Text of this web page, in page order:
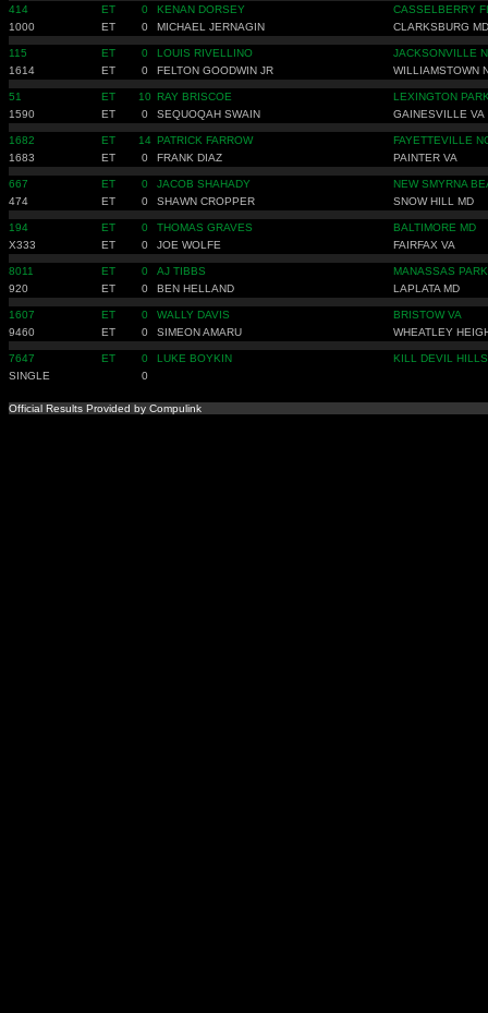
414 ET 0 KENAN DORSEY
CASSELBERRY
1000
ET 0 MICHAEL JERNAGIN CLARKSBURG MD
115 ET 0 LOUIS RIVELLINO
JACKSONVILLE
1614
ET 0 FELTON GOODWIN JR WILLIAMSTOWN
51 ET 10 RAY BRISCOE
LEXINGTON
1590
ET 0 SEQUOQAH SWAIN GAINESVILLE VA
1682 ET 14 PATRICK FARROW
FAYETTEVILLE
1683
ET 0 FRANK DIAZ PAINTER VA
667 ET 0 JACOB SHAHADY
NEW SMYRNA
474
ET 0 SHAWN CROPPER SNOW HILL MD
194 ET 0 THOMAS GRAVES
BALTIMORE MD
X333
ET 0 JOE WOLFE FAIRFAX VA
8011 ET 0 AJ TIBBS
MANASSAS
920
ET 0 BEN HELLAND LAPLATA MD
1607 ET 0 WALLY DAVIS
BRISTOW VA
9460
ET 0 SIMEON AMARU WHEATLEY
7647 ET 0 LUKE BOYKIN
KILL DEVIL
SINGLE
0
Official Results Provided by Compulink